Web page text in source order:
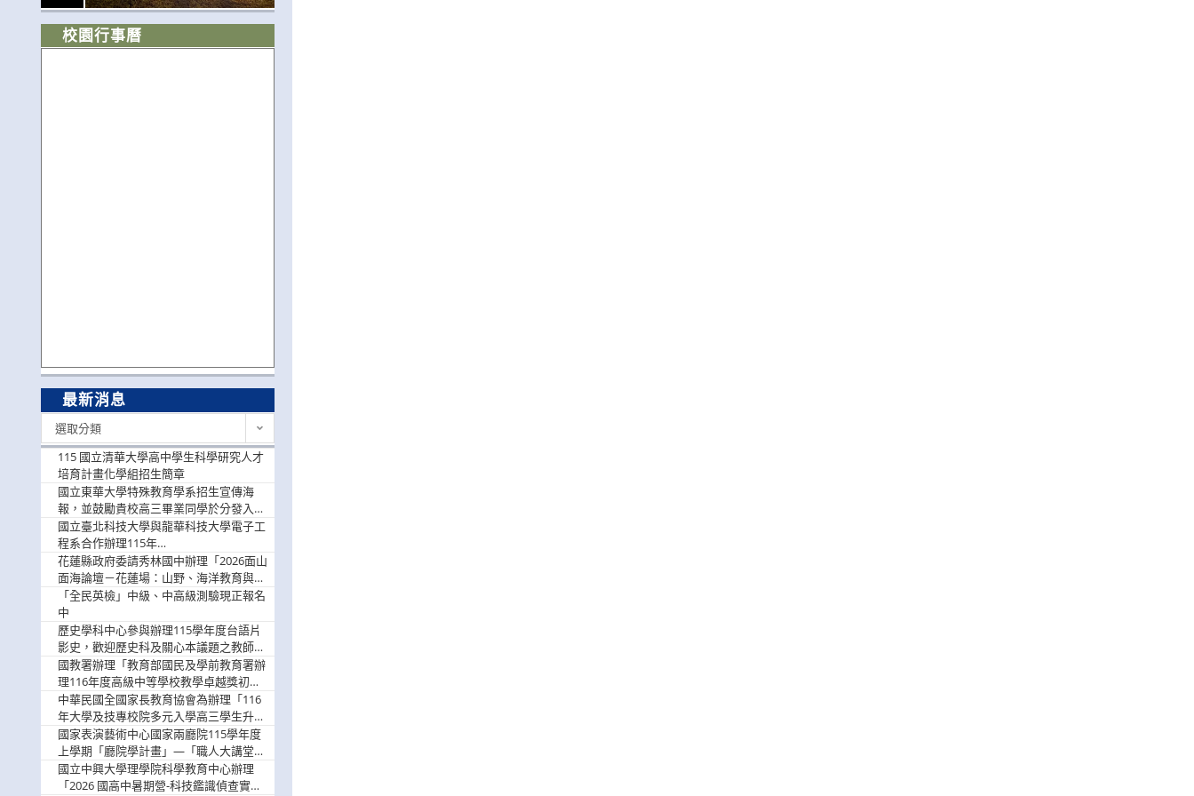
校園行事曆
最新消息
選取分類
115 國立清華大學高中學生科學研究人才
培育計畫化學組招生簡章
國立東華大學特殊教育學系招生宣傳海
報，並鼓勵貴校高三畢業同學於分發入學
階段踴躍選填。
國立臺北科技大學與龍華科技大學電子工
程系合作辦理115年
「115.08.10~08.12「AI賦能應用於智慧半
導體研習營」，歡迎學生踴躍報名參加
花蓮縣政府委請秀林國中辦理「2026面山
面海論壇－花蓮場：山野、海洋教育與戶
外安全實務課程」，歡迎踴躍報名參加
「全民英檢」中級、中高級測驗現正報名
中
歷史學科中心參與辦理115學年度台語片
影史，歡迎歷史科及關心本議題之教師踴
躍報名參加
國教署辦理「教育部國民及學前教育署辦
理116年度高級中等學校教學卓越獎初選
實施計畫」，鼓勵教師踴躍報名
中華民國全國家長教育協會為辦理「116
年大學及技專校院多元入學高三學生升學
輔導家長說明會」
國家表演藝術中心國家兩廳院115學年度
上學期「廳院學計畫」—「職人大講堂」
及「一日體驗課程」，鼓勵踴躍報名參
與。
國立中興大學理學院科學教育中心辦理
「2026 國高中暑期營-科技鑑識偵查實戰